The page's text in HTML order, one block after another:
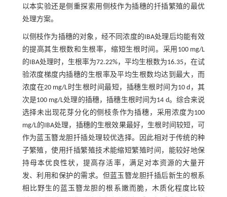
以本实验还是侧重探索用侧枝作为插穗的扦插繁殖的最优
处理方案。
以侧枝作为插穗的对象，经不同浓度的IBA处理后均能有效
的提高其生根数和生根率，缩短生根时间。采用100 mg/L
的IBA处理时，生根率为72.22%，平均生根数为16.35，在试
验浓度梯度内插穗的生根率及平均生根数均达到最大，而
浓度在20 mg/L时生根时间最短，插穗生根时间为10 d，其
次是100 mg/L处理的插穗，插穗生根时间为14 d。综合来说
选择未出现花芽分化的侧枝条作为插穗，采用浓度为100
mg/L的IBA处理，插穗的生根效果最好，生根时间较短，可
作为蓝玉簪龙胆扦插处理较优选择。因此相对于传统的种
子繁殖，使用扦插繁殖技术能缩短繁殖时间，能较好地保
持母本优良性状，提高存活率，满足对本资源的大量开
发、利用和保护的需求。但蓝玉簪龙胆扦插后新生的根系
相比野生的蓝玉簪龙胆的根系嫩而脆，木质化程度比较